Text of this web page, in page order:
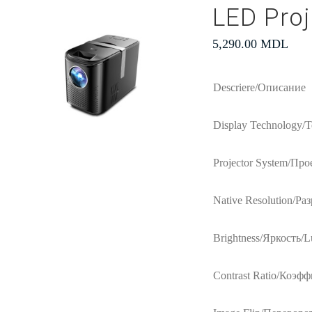
LED
5,290.00 MDL
Descriere/Описание
Display Technology/
Projector System/
Native Resolution/
Brightness/Яркость/
Contrast Ratio/